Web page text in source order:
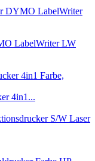
DYMO LabelWriter
LabelWriter LW
4in1...